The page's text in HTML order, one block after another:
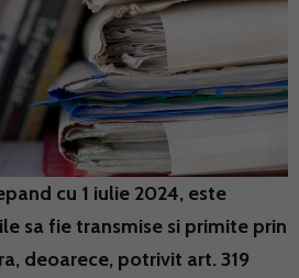
cu 1 iulie 2024, este
sa fie transmise si primite prin
deoarece, potrivit art. 319